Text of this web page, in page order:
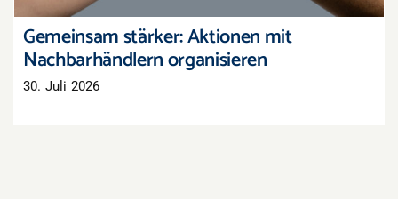
Gemeinsam stärker: Aktionen mit
Nachbarhändlern organisieren
30. Juli 2026